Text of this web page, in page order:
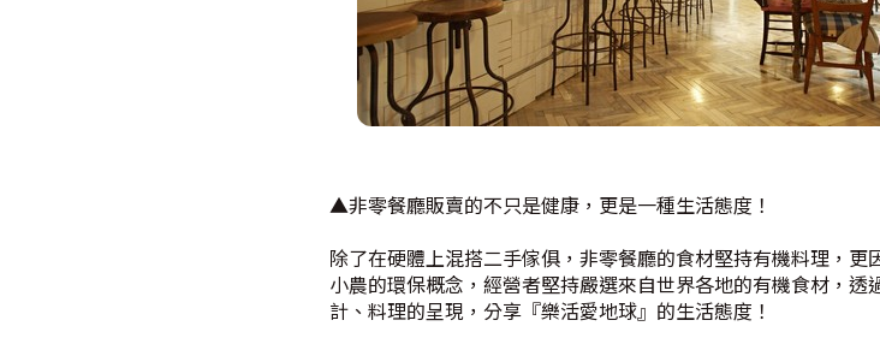
▲非零餐廳販賣的不只是健康，更是一種生活態度！
除了在硬體上混搭二手傢俱，非零餐廳的食材堅持有機料理，更
小農的環保概念，經營者堅持嚴選來自世界各地的有機食材，透
計、料理的呈現，分享『樂活愛地球』的生活態度！